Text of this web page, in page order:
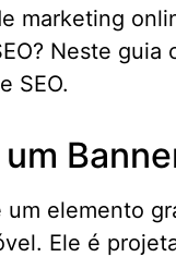
marketing
Neste
SEO.
um elemento
Ele é